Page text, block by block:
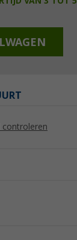
controleren